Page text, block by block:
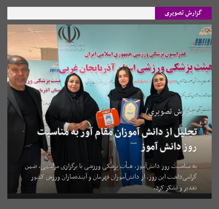
گزارش تصویری
/گزارش تصویری/
تجلیل از دانش آموزان مقام آور به مناسبت
روز دانش آموز
به مناسبت روز دانش‌آموز، هیأت پزشکی ورزشی با برگزاری مراسمی، ضمن
گرامی‌داشت این روز، از دانش‌آموزان قهرمان و آینده‌سازان ورزش کشور
تقدیر و تشکر کرد.